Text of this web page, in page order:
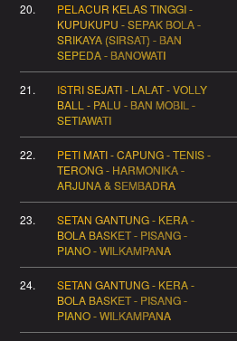
20.
PELACUR KELAS TINGGI -
KUPUKUPU - SEPAK BOLA -
SRIKAYA (SIRSAT) - BAN
SEPEDA - BANOWATI
21.
ISTRI SEJATI - LALAT - VOLLY
BALL - PALU - BAN MOBIL -
SETIAWATI
22.
PETI MATI - CAPUNG - TENIS -
TERONG - HARMONIKA -
ARJUNA & SEMBADRA
23.
SETAN GANTUNG - KERA -
BOLA BASKET - PISANG -
PIANO - WILKAMPANA
24.
SETAN GANTUNG - KERA -
BOLA BASKET - PISANG -
PIANO - WILKAMPANA